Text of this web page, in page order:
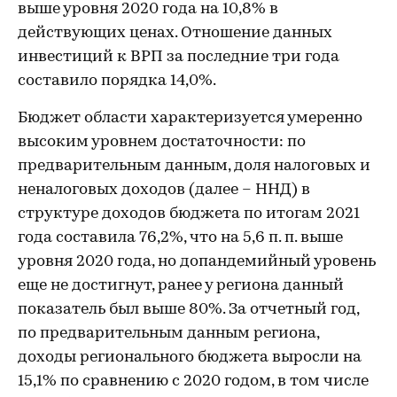
выше уровня 2020 года на 10,8% в
действующих ценах. Отношение данных
инвестиций к ВРП за последние три года
составило порядка 14,0%.
Бюджет области характеризуется умеренно
высоким уровнем достаточности: по
предварительным данным, доля налоговых и
неналоговых доходов (далее – ННД) в
структуре доходов бюджета по итогам 2021
года составила 76,2%, что на 5,6 п. п. выше
уровня 2020 года, но допандемийный уровень
еще не достигнут, ранее у региона данный
показатель был выше 80%. За отчетный год,
по предварительным данным региона,
доходы регионального бюджета выросли на
15,1% по сравнению с 2020 годом, в том числе